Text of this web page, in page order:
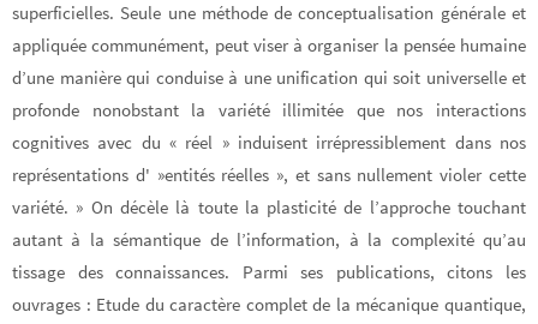
superficielles. Seule une méthode de conceptualisation générale et
appliquée communément, peut viser à organiser la pensée humaine
d’une manière qui conduise à une unification qui soit universelle et
profonde nonobstant la variété illimitée que nos interactions
cognitives avec du « réel » induisent irrépressiblement dans nos
représentations d' »entités réelles », et sans nullement violer cette
variété. » On décèle là toute la plasticité de l’approche touchant
autant à la sémantique de l’information, à la complexité qu’au
tissage des connaissances. Parmi ses publications, citons les
ouvrages : Etude du caractère complet de la mécanique quantique,